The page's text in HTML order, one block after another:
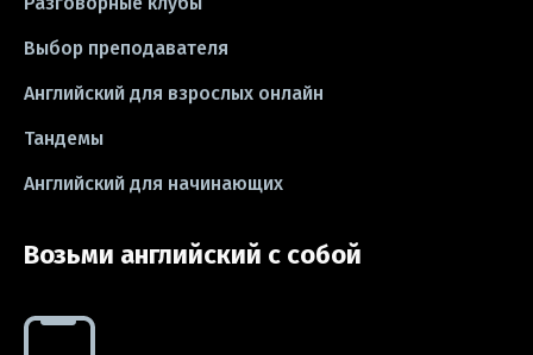
#idioms #эссе
Выбор преподавателя
Английский для взрослых онлайн
Тандемы
Английский для начинающих
Возьми английский с собой